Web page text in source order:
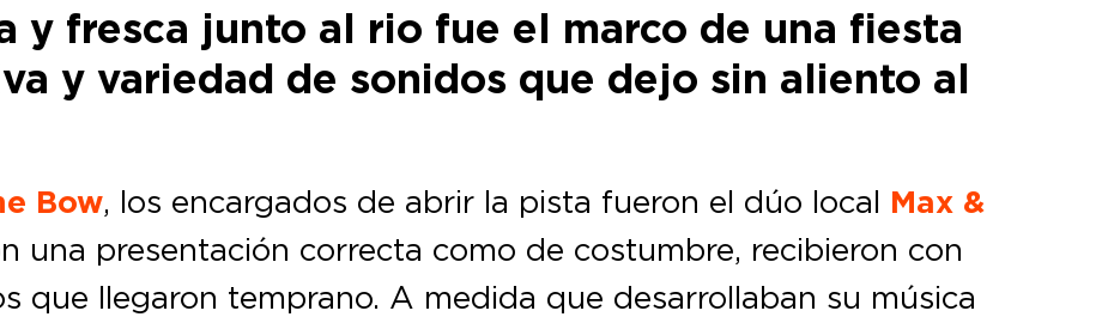
y fresca junto al rio fue el marco de una fiesta
y variedad de sonidos que dejo sin aliento al
Bow, los encargados de abrir la pista fueron el dúo local Max &
una presentación correcta como de costumbre, recibieron con
que llegaron temprano. A medida que desarrollaban su música